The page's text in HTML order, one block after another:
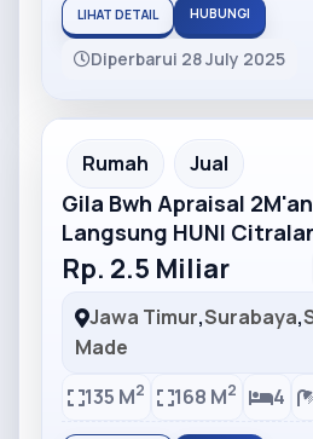
LIHAT DETAIL HUBUNGI
Diperbarui 28 July 2025
Partner Ad
Rumah Jual
Gila Bwh Apraisal
Langsung HUNI
Rp. 2.5 Miliar
Jawa Timur,Surabaya,
Made
135 M2 168 M2 4